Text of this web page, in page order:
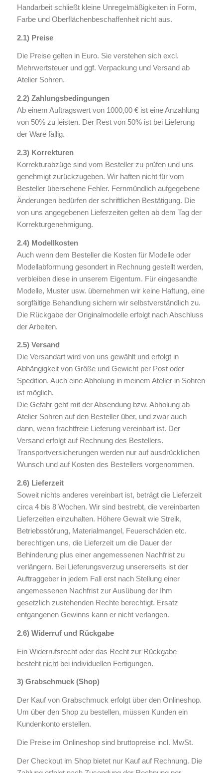
Handarbeit schließt kleine Unregelmäßigkeiten in Form,
Farbe und Oberflächenbeschaffenheit nicht aus.
2.1) Preise
Die Preise gelten in Euro. Sie verstehen sich excl.
Mehrwertsteuer und ggf. Verpackung und Versand ab
Atelier Sohren.
2.2) Zahlungsbedingungen
Ab einem Auftragswert von 1000,00 € ist eine Anzahlung
von 50% zu leisten. Der Rest von 50% ist bei Lieferung
der Ware fällig.
2.3) Korrekturen
Korrekturabzüge sind vom Besteller zu prüfen und uns
genehmigt zurückzugeben. Wir haften nicht für vom
Besteller übersehene Fehler. Fernmündlich aufgegebene
Änderungen bedürfen der schriftlichen Bestätigung. Die
von uns angegebenen Lieferzeiten gelten ab dem Tag der
Korrekturgenehmigung.
2.4) Modellkosten
Auch wenn dem Besteller die Kosten für Modelle oder
Modellabformung gesondert in Rechnung gestellt werden,
verbleiben diese in unserem Eigentum. Für eingesandte
Modelle, Muster usw. übernehmen wir keine Haftung, eine
sorgfältige Behandlung sichern wir selbstverständlich zu.
Die Rückgabe der Originalmodelle erfolgt nach Abschluss
der Arbeiten.
2.5) Versand
Die Versandart wird von uns gewählt und erfolgt in
Abhängigkeit von Größe und Gewicht per Post oder
Spedition. Auch eine Abholung in meinem Atelier in Sohren
ist möglich.
Die Gefahr geht mit der Absendung bzw. Abholung ab
Atelier Sohren auf den Besteller über, und zwar auch
dann, wenn frachtfreie Lieferung vereinbart ist. Der
Versand erfolgt auf Rechnung des Bestellers.
Transportversicherungen werden nur auf ausdrücklichen
Wunsch und auf Kosten des Bestellers vorgenommen.
2.6) Lieferzeit
Soweit nichts anderes vereinbart ist, beträgt die Lieferzeit
circa 4 bis 8 Wochen. Wir sind bestrebt, die vereinbarten
Lieferzeiten einzuhalten. Höhere Gewalt wie Streik,
Betriebsstörung, Materialmangel, Feuerschäden etc.
berechtigen uns, die Lieferzeit um die Dauer der
Behinderung plus einer angemessenen Nachfrist zu
verlängern. Bei Lieferungsverzug unsererseits ist der
Auftraggeber in jedem Fall erst nach Stellung einer
angemessenen Nachfrist zur Ausübung der Ihm
gesetzlich zustehenden Rechte berechtigt. Ersatz
entgangenen Gewinns kann er nicht verlangen.
2.6) Widerruf und Rückgabe
Ein Widerrufsrecht oder das Recht zur Rückgabe
besteht nichtbei individuellen Fertigungen.
3) Grabschmuck (Shop)
Der Kauf von Grabschmuck erfolgt über den Onlineshop.
Um über den Shop zu bestellen, müssen Kunden ein
Kundenkonto erstellen.
Die Preise im Onlineshop sind bruttopreise incl. MwSt.
Der Checkout im Shop bietet nur Kauf auf Rechnung. Die